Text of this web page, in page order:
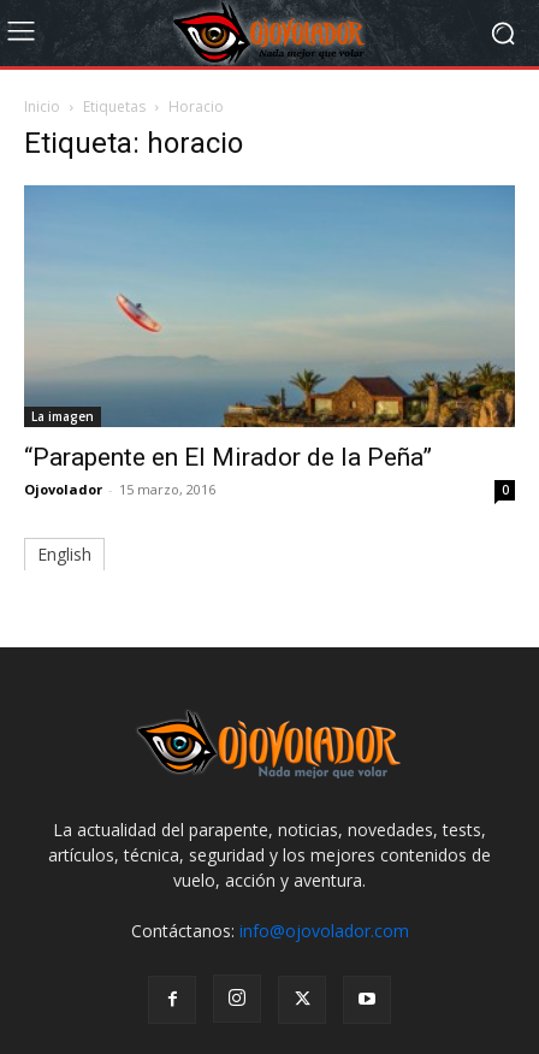
Inicio Etiquetas Horacio
Etiqueta: horacio
La imagen
“Parapente en El Mirador de la Peña”
Ojovolador - 15 marzo, 2016 0
English
La actualidad del parapente, noticias, novedades, tests,
artículos, técnica, seguridad y los mejores contenidos de
vuelo, acción y aventura.
Contáctanos: info@ojovolador.com